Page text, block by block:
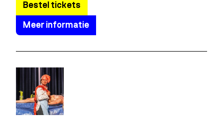
Bestel tickets
Meer informatie